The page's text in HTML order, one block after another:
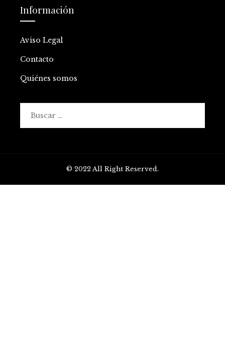
Información
Aviso Legal
Contacto
Quiénes somos
© 2022 All Right Reserved.